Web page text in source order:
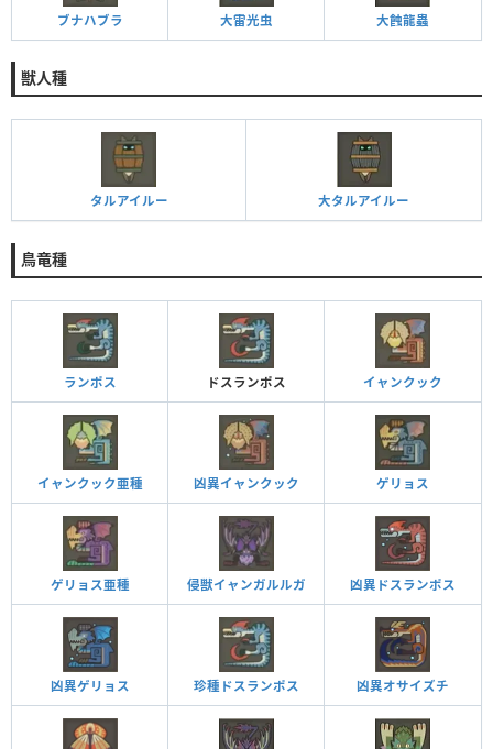
ブナハブラ 大雷光虫 大蝕龍蟲
獣人種
タルアイルー 大タルアイルー
鳥竜種
ランポス ドスランポス イャンクック
イャンクック亜種 凶異イャンクック ゲリョス
ゲリョス亜種 侵獣イャンガルルガ 凶異ドスランポス
凶異ゲリョス 珍種ドスランポス 凶異オサイズチ